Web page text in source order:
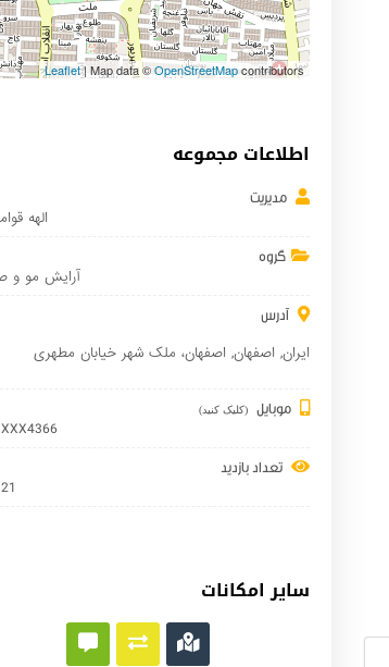
Leaflet| Map data ©OpenStreetMapcontributors
اطلاعات مجموعه
مدیریت
الهه
گروه
آرایش مو و
آدرس
ایران, اصفهان, اصفهان، ملک شهر خیابان مطهری
موبایل (کلیک کنید)
تعداد بازدید
سایر امکانات